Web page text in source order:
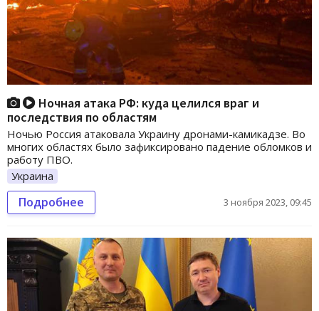
Ночная атака РФ: куда целился враг и
последствия по областям
Ночью Россия атаковала Украину дронами-камикадзе. Во
многих областях было зафиксировано падение обломков и
работу ПВО.
Украина
Подробнее 3 ноября 2023, 09:45